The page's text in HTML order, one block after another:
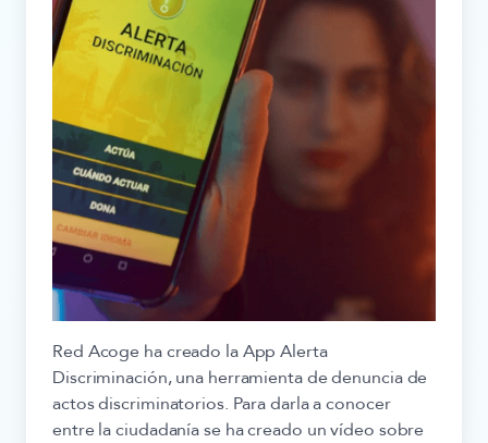
Red Acoge ha creado la App Alerta
Discriminación, una herramienta de denuncia de
actos discriminatorios. Para darla a conocer
entre la ciudadanía se ha creado un vídeo sobre